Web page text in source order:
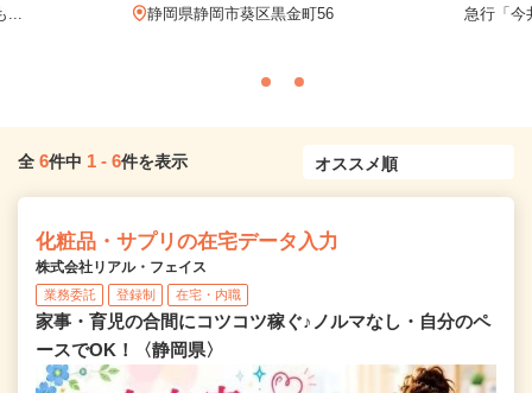
静岡県静岡市葵区黒金町56
急行「今
全 6件中 1 - 6件を表示
化粧品・サプリの在宅データ入力
株式会社リアル・フェイス
業務委託 登録制 在宅・内職
家事・育児の合間にコツコツ稼ぐ♪ノルマなし・自分のペ
ースでOK！〈静岡県〉